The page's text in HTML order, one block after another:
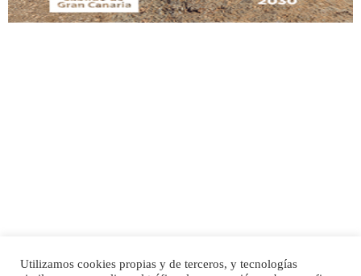
SHIBA PERDIDO AVDA JOSE MESA Y LOPEZ
Utilizamos cookies propias y de terceros, y tecnologías